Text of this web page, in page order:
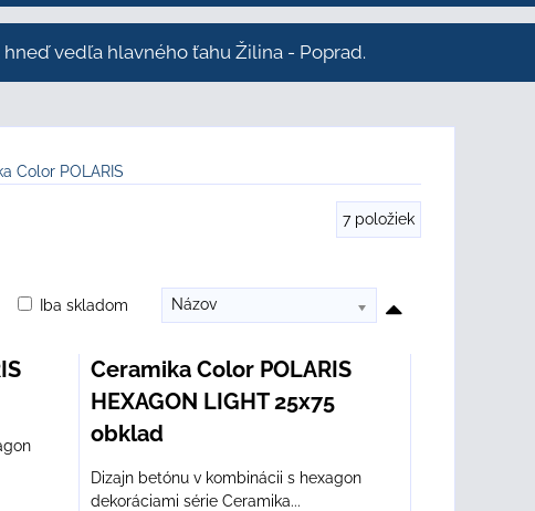
vedľa hlavného ťahu Žilina - Poprad.
Color POLARIS
7 položiek
Názov
Iba skladom
Ceramika Color POLARIS
HEXAGON LIGHT 25x75
obklad
Dizajn betónu v kombinácii s hexagon
dekoráciami série Ceramika...